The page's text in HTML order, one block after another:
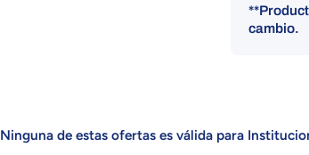
cambio.
Ninguna de estas ofertas es válida para